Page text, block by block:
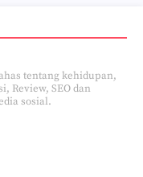
tentang kehidupan,
Review, SEO dan
sosial.